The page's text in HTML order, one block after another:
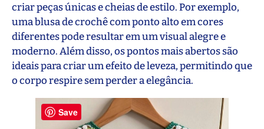
criar peças únicas e cheias de estilo. Por exemplo,
uma blusa de crochê com ponto alto em cores
diferentes pode resultar em um visual alegre e
moderno. Além disso, os pontos mais abertos são
ideais para criar um efeito de leveza, permitindo que
o corpo respire sem perder a elegância.
Save